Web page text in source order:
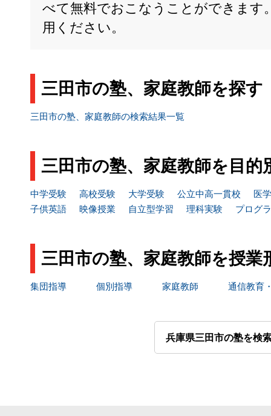
べて無料でおこなうことができます
用ください。
三田市の塾、家庭教師を探す
三田市の塾、家庭教師の検索結果一覧
三田市の塾、家庭教師を目的
中学受験 高校受験 大学受験 公立中高一貫校
医
子供英語
映像授業 自立型学習 理科実験 プログ
三田市の塾、家庭教師を授業
集団指導 個別指導 家庭教師 通信教育
兵庫県三田市の塾を検